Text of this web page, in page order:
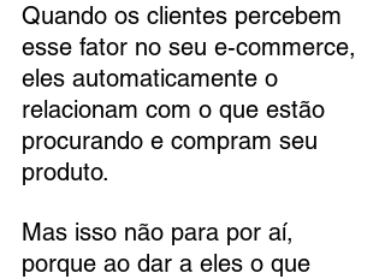
Quando os clientes percebem
esse fator no seu e-commerce,
eles automaticamente o
relacionam com o que estão
procurando e compram seu
produto.
Mas isso não para por aí,
porque ao dar a eles o que